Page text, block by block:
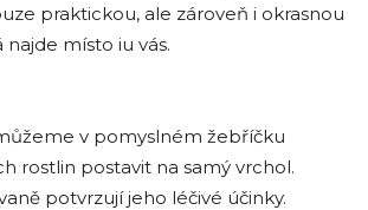
praktickou, ale zároveň i okrasnou
najde místo iu vás.
v pomyslném žebříčku
rostlin postavit na samý vrchol.
potvrzují jeho léčivé účinky.